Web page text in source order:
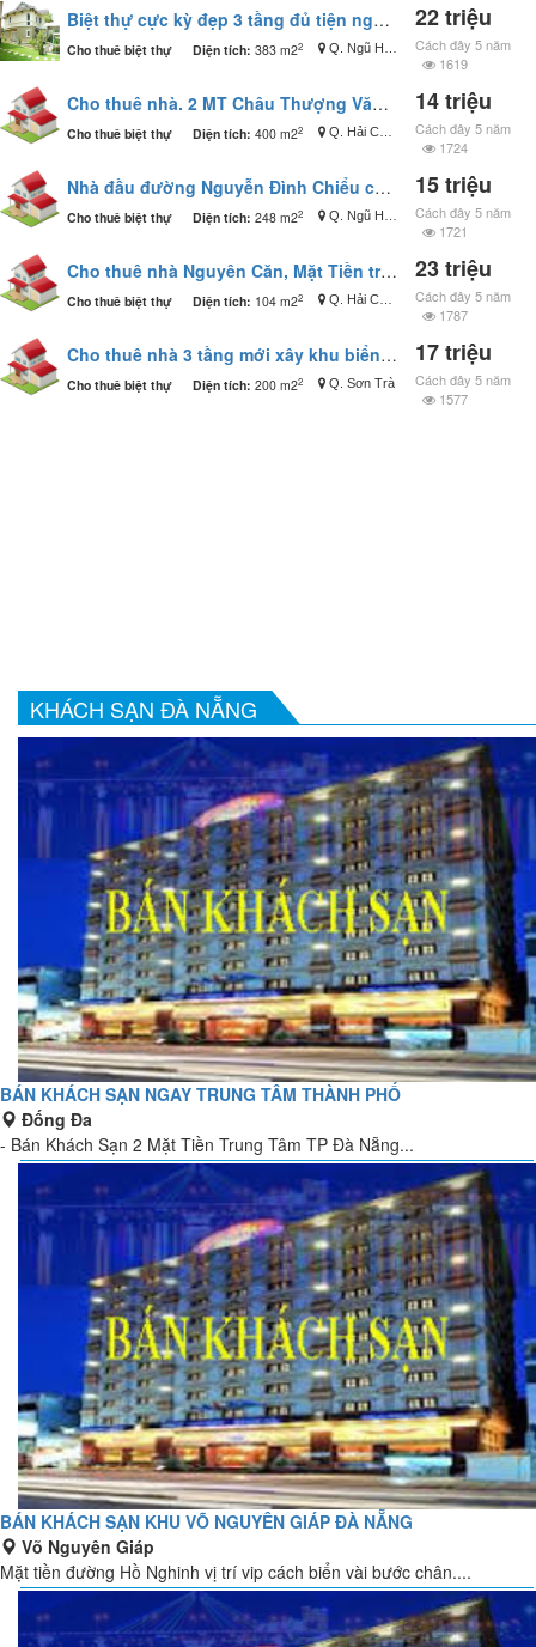
Biệt thự cực kỳ đẹp 3 tầng đủ tiện nghi thích hợp ở nghỉ dưỡng
Cho thuê biệt thự Diện tích: 383 m22 Q. Ngũ Hành Sơn
22 triệu
Cách đây 5 năm
1619
Cho thuê nhà. 2 MT Châu Thượng Văn + Dương Hưởng. T/P Đà nẵng
Cho thuê biệt thự Diện tích: 400 m22 Q. Hải Châu
14 triệu
Cách đây 5 năm
1724
Nhà đầu đường Nguyễn Đình Chiểu có sân vườn rộng rãi giá 15 triệu
Cho thuê biệt thự Diện tích: 248 m22 Q. Ngũ Hành Sơn
15 triệu
Cách đây 5 năm
1721
Cho thuê nhà Nguyên Căn, Mặt Tiền trung tâm sầm uất gần Cầu Sông Hàn
Cho thuê biệt thự Diện tích: 104 m22 Q. Hải Châu
23 triệu
Cách đây 5 năm
1787
Cho thuê nhà 3 tầng mới xây khu biển Mỹ khê cách biển 200m
Cho thuê biệt thự Diện tích: 200 m22 Q. Sơn Trà
17 triệu
Cách đây 5 năm
1577
KHÁCH SẠN ĐÀ NẴNG
BÁN KHÁCH SẠN NGAY TRUNG TÂM THÀNH PHỐ
Đống Đa
- Bán Khách Sạn 2 Mặt Tiền Trung Tâm TP Đà Nẵng...
BÁN KHÁCH SẠN KHU VÕ NGUYÊN GIÁP ĐÀ NẴNG
Võ Nguyên Giáp
Mặt tiền đường Hồ Nghinh vị trí vip cách biển vài bước chân....